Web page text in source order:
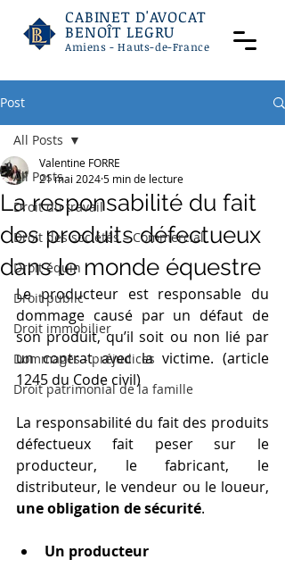
CABINET D'AVOCAT
BENOÎT LEGRU
Amiens - Hauts-de-France
Post
All Posts
Droit du travail
Droit des sociétés – Commercial
Droit équin
Droit public
Droit immobilier
Dommages - préjudices
Droit patrimonial de la famille
All Posts
La responsabilité du fait
des produits défectueux
dans le monde équestre
Valentine FORRE
21 mai 20245 min de lecture
Le producteur est responsable du
dommage causé par un défaut de
son produit, qu’il soit ou non lié par
un contrat avec la victime. (article
1245 du Code civil)
La responsabilité du fait des produits
défectueux fait peser sur le
producteur, le fabricant, le
une obligation de sécurité.
Un producteur